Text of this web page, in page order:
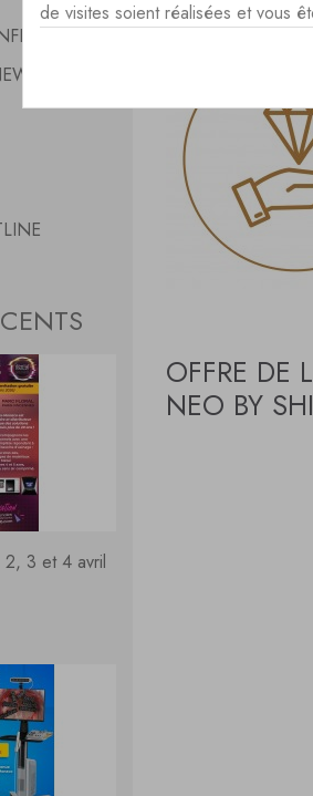
OFFRE DE
NEO BY
3 et 4 avril
de visites soient réalisées et vous